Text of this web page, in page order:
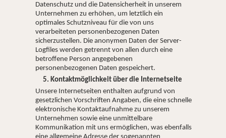
Datenschutz und die Datensicherheit in unserem
Unternehmen zu erhöhen, um letztlich ein
optimales Schutzniveau für die von uns
verarbeiteten personenbezogenen Daten
sicherzustellen. Die anonymen Daten der Server-
Logfiles werden getrennt von allen durch eine
betroffene Person angegebenen
personenbezogenen Daten gespeichert.
5. Kontaktmöglichkeit über die Internetseite
Unsere Internetseiten enthalten aufgrund von
gesetzlichen Vorschriften Angaben, die eine schnelle
elektronische Kontaktaufnahme zu unserem
Unternehmen sowie eine unmittelbare
Kommunikation mit uns ermöglichen, was ebenfalls